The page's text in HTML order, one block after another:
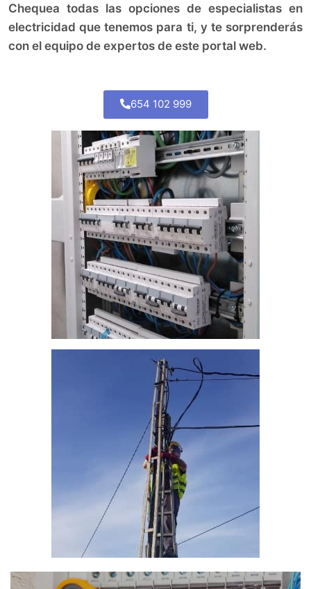
Chequea todas las opciones de especialistas en
electricidad que tenemos para ti, y te sorprenderás
con el equipo de expertos de este portal web.
654 102 999